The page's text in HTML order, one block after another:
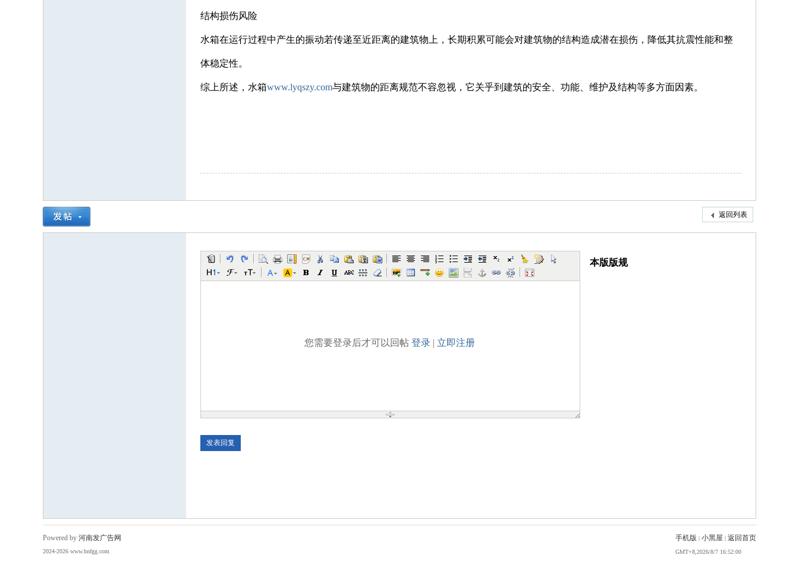
结构损伤风险
水箱在运行过程中产生的振动若传递至近距离的建筑物上，长期积累可能会对建筑物的结构造成潜在损伤，降低其抗震性能和整
体稳定性。
综上所述，水箱www.lyqszy.com与建筑物的距离规范不容忽视，它关乎到建筑的安全、功能、维护及结构等多方面因素。
返回列表
您需要登录后才可以回帖 登录| 立即注册
本版版规
Powered by 河南发广告网
2024-2026 www.hnfgg.com
手机版 | 小黑屋 | 返回首页
GMT+8,2026/8/7 16:52:00